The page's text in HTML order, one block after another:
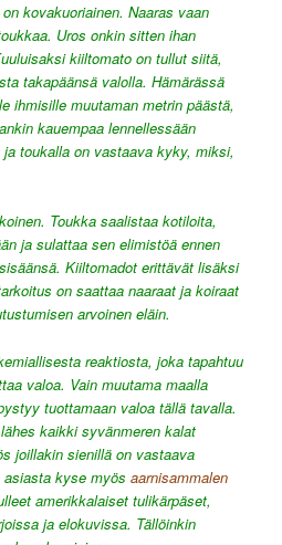
kovakuoriainen. Naaras vaan
Uros onkin sitten ihan
kiiltomato on tullut siitä,
takapäänsä valolla. Hämärässä
ihmisille muutaman metrin päästä,
kauempaa lennellessään
toukalla on vastaava kyky, miksi,
Toukka saalistaa kotiloita,
ja sulattaa sen elimistöä ennen
Kiiltomadot erittävät lisäksi
on saattaa naaraat ja koiraat
arvoinen eläin.
reaktiosta, joka tapahtuu
valoa. Vain muutama maalla
tuottamaan valoa tällä tavalla.
kaikki syvänmeren kalat
joillakin sienillä on vastaava
asiasta kyse myösaarnisammalen
amerikkalaiset tulikärpäset,
ja elokuvissa. Tällöinkin